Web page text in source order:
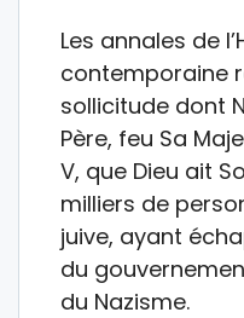
Les annales de
contemporaine
sollicitude dont
Père, feu Sa
V, que Dieu ait
milliers de
juive, ayant
du
du Nazisme.